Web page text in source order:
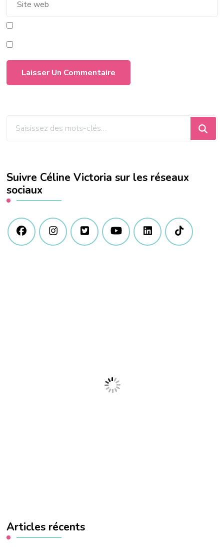
?
Suivre Céline Victoria sur les réseaux
sociaux
Articles récents